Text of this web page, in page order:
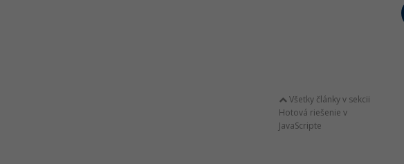
Všetky články v sekcii
Hotová riešenie v
JavaScripte